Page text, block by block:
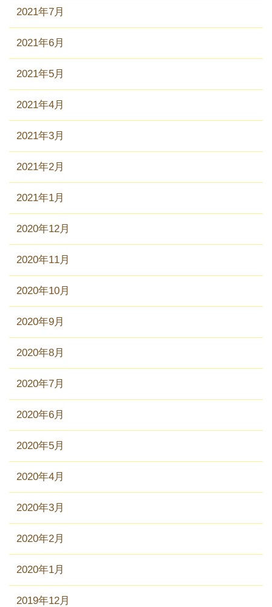
2021年7月
2021年6月
2021年5月
2021年4月
2021年3月
2021年2月
2021年1月
2020年12月
2020年11月
2020年10月
2020年9月
2020年8月
2020年7月
2020年6月
2020年5月
2020年4月
2020年3月
2020年2月
2020年1月
2019年12月